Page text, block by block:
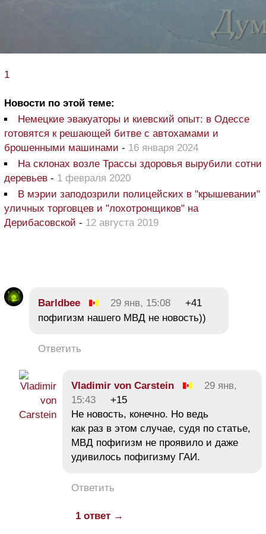
1
Новости по этой теме:
Немецкие эвакуаторы и киевский опыт: в Одессе
готовятся к решающей битве с автохамами и
брошенными машинами - 16 января 2024
На склонах возле Трассы здоровья вырубили сотни
деревьев - 1 февраля 2020
В мэрии заподозрили полицейских в "крышевании"
уличных торговцев и "лохотронщиков" на
Дерибасовской - 12 августа 2019
Barldbee 29 янв, 15:08
+41
пофигизм нашего МВД не новость))
Ответить
Vladimir von Carstein
29 янв,
15:43
+15
Не новость, конечно. Но ведь
как раз в этом случае, судя по статье,
МВД пофигизм не проявило и даже
удивилось пофигизму ГАИ.
Ответить
1 ответ →